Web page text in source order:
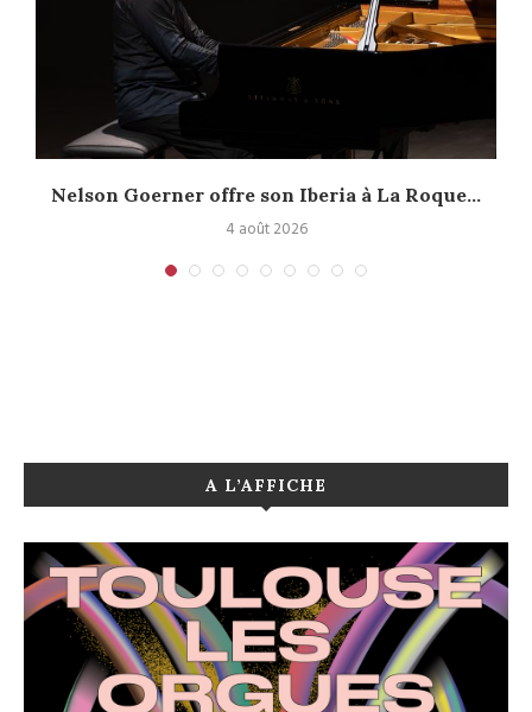
Nelson Goerner offre son Iberia à La Roque...
4 août 2026
A L’AFFICHE